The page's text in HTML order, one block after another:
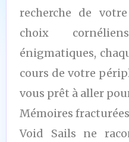
recherche de
choix
énigmatiques,
cours de votre
vous prêt à aller
Mémoires
Void Sails ne